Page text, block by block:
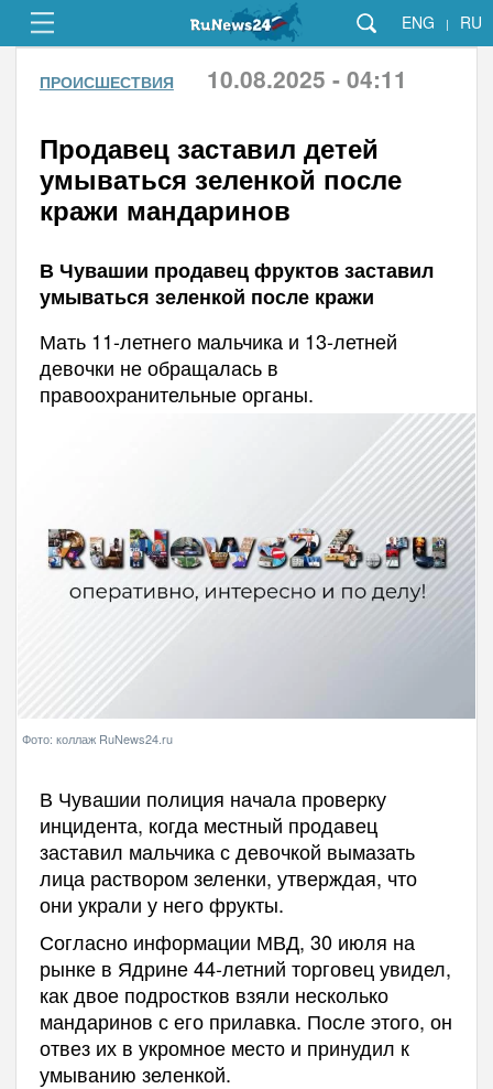
ENG | RU
ПРОИСШЕСТВИЯ 10.08.2025 - 04:11
Продавец заставил детей
умываться зеленкой после
кражи мандаринов
В Чувашии продавец фруктов заставил
умываться зеленкой после кражи
Мать 11-летнего мальчика и 13-летней
девочки не обращалась в
правоохранительные органы.
Фото: коллаж RuNews24.ru
В Чувашии полиция начала проверку
инцидента, когда местный продавец
заставил мальчика с девочкой вымазать
лица раствором зеленки, утверждая, что
они украли у него фрукты.
Согласно информации МВД, 30 июля на
рынке в Ядрине 44-летний торговец увидел,
как двое подростков взяли несколько
мандаринов с его прилавка. После этого, он
отвез их в укромное место и принудил к
умыванию зеленкой.